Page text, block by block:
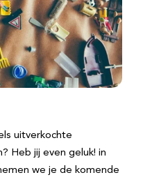
uitverkochte
Heb jij even geluk! in
we je de komende